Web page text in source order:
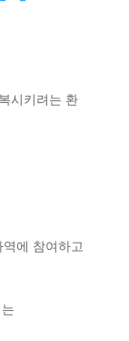
시키려는 환
역에 참여하고